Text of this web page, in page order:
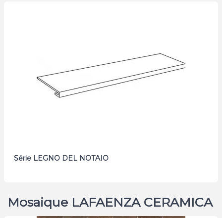
Série LEGNO DEL NOTAIO
Mosaique LAFAENZA CERAMICA